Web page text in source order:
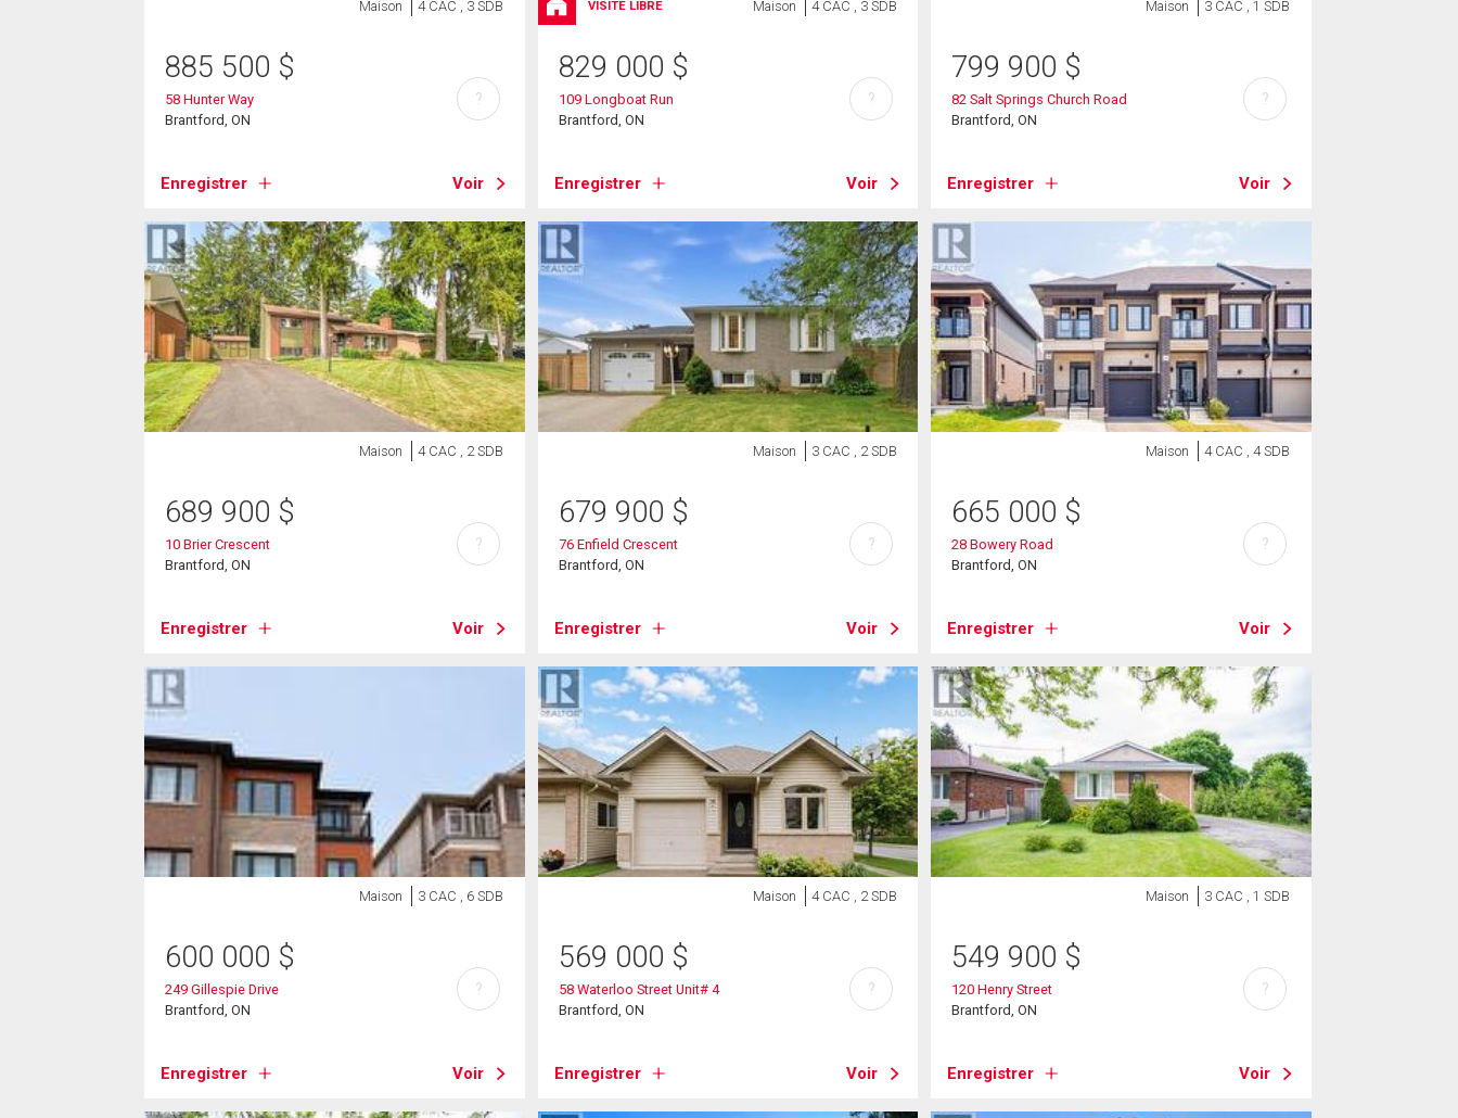
Maison 4 CAC , 3 SDB
885 500 $
58 Hunter Way
Brantford, ON
Enregistrer Voir
?
VISITE LIBRE Maison 4 CAC , 3 SDB
829 000 $
109 Longboat Run
Brantford, ON
Enregistrer Voir
?
Maison 3 CAC , 1 SDB
799 900 $
82 Salt Springs Church Road
Brantford, ON
Enregistrer Voir
?
Maison 4 CAC , 2 SDB
689 900 $
10 Brier Crescent
Brantford, ON
Enregistrer Voir
?
Maison 3 CAC , 2 SDB
679 900 $
76 Enfield Crescent
Brantford, ON
Enregistrer Voir
?
Maison 4 CAC , 4 SDB
665 000 $
28 Bowery Road
Brantford, ON
Enregistrer Voir
?
Maison 3 CAC , 6 SDB
600 000 $
249 Gillespie Drive
Brantford, ON
Enregistrer Voir
?
Maison 4 CAC , 2 SDB
569 000 $
58 Waterloo Street Unit# 4
Brantford, ON
Enregistrer Voir
?
Maison 3 CAC , 1 SDB
549 900 $
120 Henry Street
Brantford, ON
Enregistrer Voir
?